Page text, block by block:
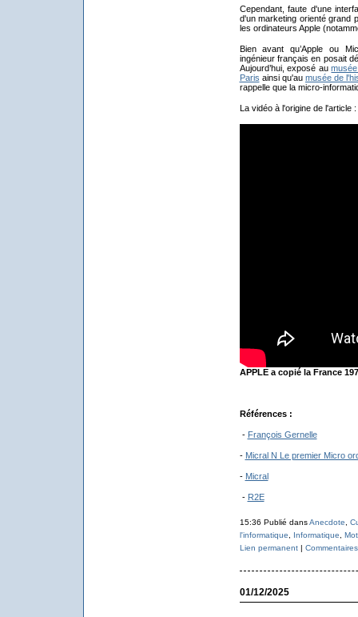
Cependant, faute d'une
d'un marketing orienté grand
les ordinateurs Apple
Bien avant qu’Apple ou
ingénieur français en posait
Aujourd’hui, exposé au
Paris ainsi qu'au musée de
rappelle que la micro-
La vidéo à l'origine de l'article :
APPLE a copié la France
Références :
- François Gernelle
- Micral N Le premier Micro
- Micral
- R2E
15:36 Publié dansAnecdote
l'informatique
Informatique
Lien permanent|
01/12/2025